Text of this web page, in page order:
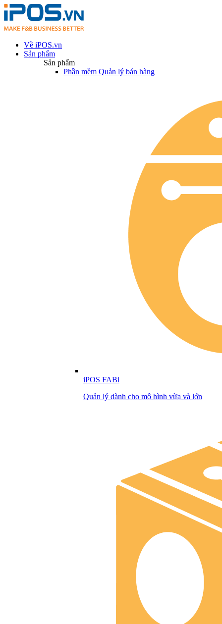
Về iPOS.vn
Sản phẩm
Sản phẩm
Phần mềm Quản lý bán hàng
iPOS FABi
Quản lý dành cho mô hình vừa và lớn